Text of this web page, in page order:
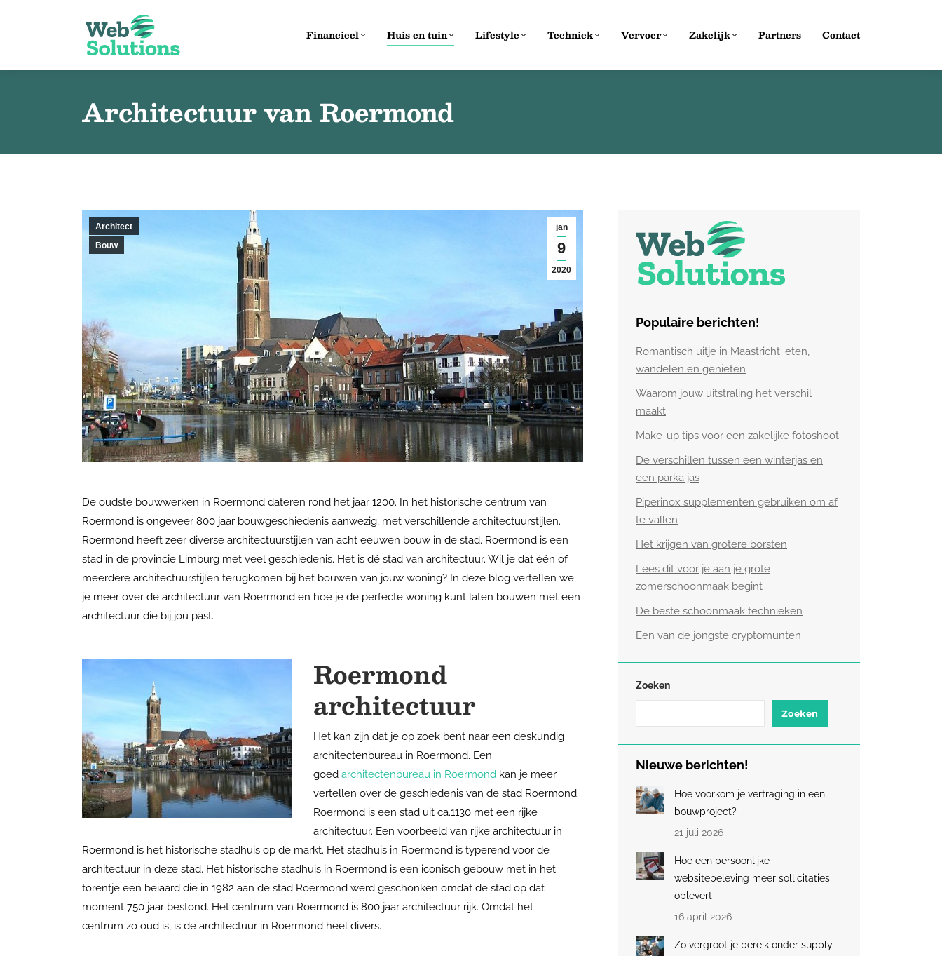
Financieel Huis en tuin Lifestyle Techniek Vervoer Zakelijk Partners Contact
Architectuur van Roermond
jan
9
2020
Architect
Bouw
De oudste bouwwerken in Roermond dateren rond het jaar 1200. In het historische centrum van
Roermond is ongeveer 800 jaar bouwgeschiedenis aanwezig, met verschillende architectuurstijlen.
Roermond heeft zeer diverse architectuurstijlen van acht eeuwen bouw in de stad. Roermond is een
stad in de provincie Limburg met veel geschiedenis. Het is dé stad van architectuur. Wil je dat één of
meerdere architectuurstijlen terugkomen bij het bouwen van jouw woning? In deze blog vertellen we
je meer over de architectuur van Roermond en hoe je de perfecte woning kunt laten bouwen met een
architectuur die bij jou past.
Roermond
architectuur
Het kan zijn dat je op zoek bent naar een deskundig
architectenbureau in Roermond. Een
goed architectenbureau in Roermond kan je meer
vertellen over de geschiedenis van de stad Roermond.
Roermond is een stad uit ca.1130 met een rijke
architectuur. Een voorbeeld van rijke architectuur in
Roermond is het historische stadhuis op de markt. Het stadhuis in Roermond is typerend voor de
architectuur in deze stad. Het historische stadhuis in Roermond is een iconisch gebouw met in het
torentje een beiaard die in 1982 aan de stad Roermond werd geschonken omdat de stad op dat
moment 750 jaar bestond. Het centrum van Roermond is 800 jaar architectuur rijk. Omdat het
centrum zo oud is, is de architectuur in Roermond heel divers.
Populaire berichten!
Romantisch uitje in Maastricht: eten,
wandelen en genieten
Waarom jouw uitstraling het verschil
maakt
Make-up tips voor een zakelijke fotoshoot
De verschillen tussen een winterjas en
een parka jas
Piperinox supplementen gebruiken om af
te vallen
Het krijgen van grotere borsten
Lees dit voor je aan je grote
zomerschoonmaak begint
De beste schoonmaak technieken
Een van de jongste cryptomunten
Zoeken
Zoeken
Nieuwe berichten!
Hoe voorkom je vertraging in een
bouwproject?
21 juli 2026
Hoe een persoonlijke
websitebeleving meer sollicitaties
oplevert
16 april 2026
Zo vergroot je bereik onder supply